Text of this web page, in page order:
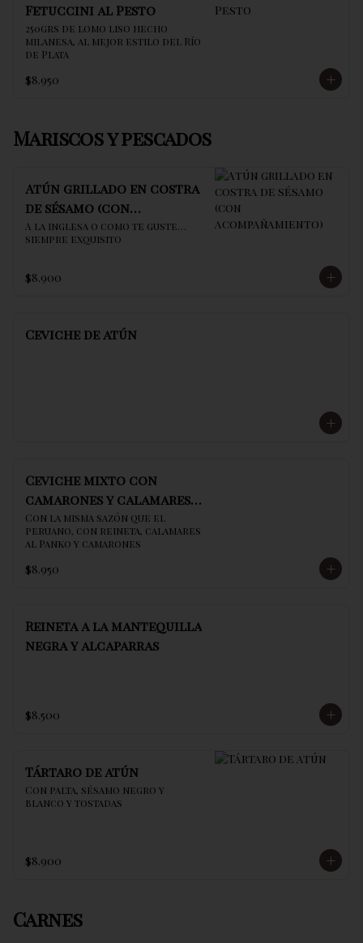
Fetuccini al Pesto
250grs de lomo liso hecho
milanesa, al mejor estilo del Río
de Plata
$8.950
Mariscos y pescados
Atún grillado en costra
de sésamo (con
acompañamiento)
A la inglesa o como te guste…
siempre exquisito
$8.900
Ceviche de atún
Ceviche mixto con
camarones y calamares
al panko
Con la misma sazón que el
peruano, con reineta, calamares
al Panko y camarones
$8.950
Reineta a la mantequilla
negra y alcaparras
$8.500
Tártaro de atún
Con palta, sésamo negro y
blanco y tostadas
$8.900
Carnes